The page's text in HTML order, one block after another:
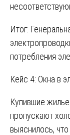
Итог:
потребления
Кейс 4: Окна в
Купившие
пропускают
выяснилось,